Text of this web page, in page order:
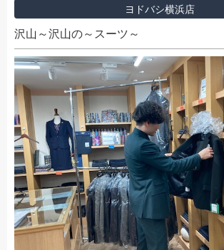
ヨドバシ横浜店
沢山～沢山の～スーツ～